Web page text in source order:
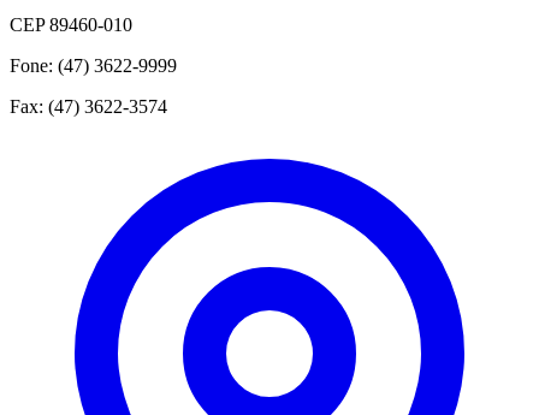
CEP 89460-010
Fone: (47) 3622-9999
Fax: (47) 3622-3574